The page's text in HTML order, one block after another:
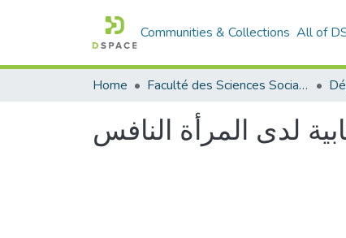
Communities & Collections All of
Home Faculté des Sciences Sociales
لدى المرأة النافس